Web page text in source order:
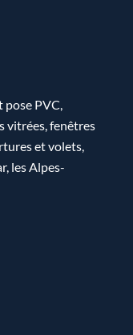
pose PVC,
vitrées, fenêtres
et volets,
les Alpes-